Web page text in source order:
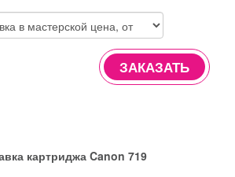
ЗАКАЗАТЬ
картриджа Canon 719